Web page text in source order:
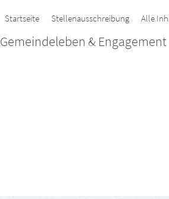
Startseite Stellenausschreibung Alle
Gemeindeleben & Engagement